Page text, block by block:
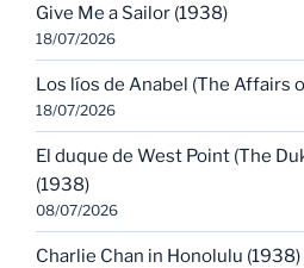
Give Me a Sailor (1938)
18/07/2026
Los líos de Anabel (The Affairs
18/07/2026
El duque de West Point (The
(1938)
08/07/2026
Charlie Chan in Honolulu (1938)